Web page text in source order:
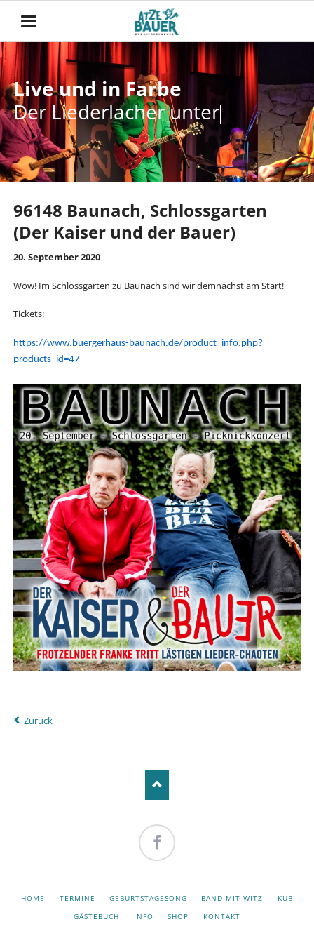
Live und in Farbe
Live und in Farbe
Der Liederlacher unterwe
Der Liederlacher
unterwegs
96148 Baunach, Schlossgarten
(Der Kaiser und der Bauer)
20. September 2020
Wow! Im Schlossgarten zu Baunach sind wir demnächst am Start!
Tickets:
https://www.buergerhaus-baunach.de/product_info.php?
products_id=47
Zurück
HOME TERMINE GEBURTSTAGSSONG BAND MIT WITZ
KUB
GÄSTEBUCH
INFO SHOP KONTAKT